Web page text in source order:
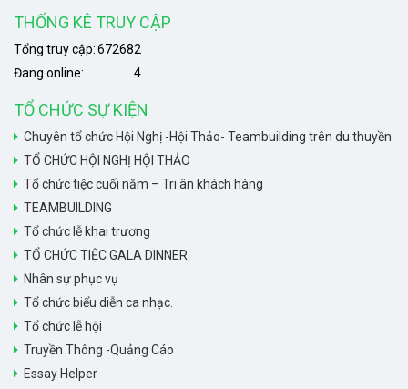
THỐNG KÊ TRUY CẬP
672682
Tổng truy cập:
4
Đang online:
TỔ CHỨC SỰ KIỆN
Chuyên tổ chức Hội Nghị -Hội Thảo- Teambuilding trên du thuyền
TỔ CHỨC HỘI NGHỊ HỘI THẢO
Tổ chức tiệc cuối năm – Tri ân khách hàng
TEAMBUILDING
Tổ chức lễ khai trương
TỔ CHỨC TIỆC GALA DINNER
Nhân sự phục vụ
Tổ chức biểu diễn ca nhạc.
Tổ chức lễ hội
Truyền Thông -Quảng Cáo
Essay Helper